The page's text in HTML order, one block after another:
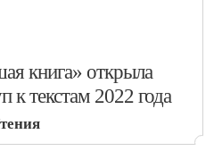
книга» открыла
к текстам 2022 года